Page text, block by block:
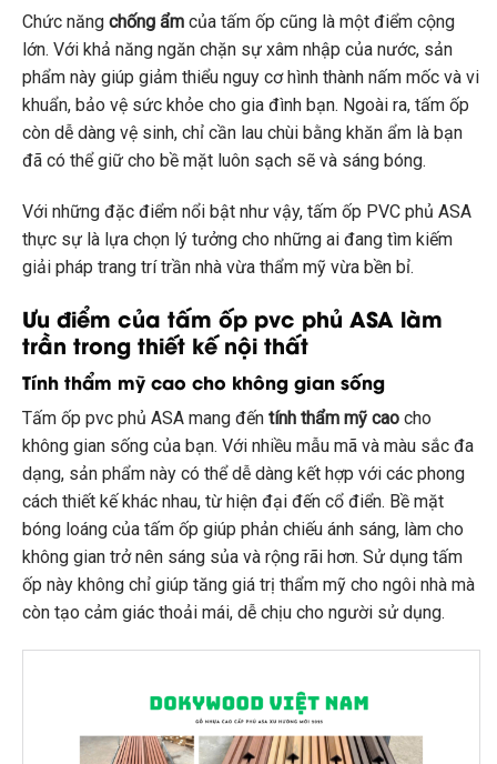
Chức năng chống ẩm của tấm ốp cũng là một điểm cộng
lớn. Với khả năng ngăn chặn sự xâm nhập của nước, sản
phẩm này giúp giảm thiểu nguy cơ hình thành nấm mốc và vi
khuẩn, bảo vệ sức khỏe cho gia đình bạn. Ngoài ra, tấm ốp
còn dễ dàng vệ sinh, chỉ cần lau chùi bằng khăn ẩm là bạn
đã có thể giữ cho bề mặt luôn sạch sẽ và sáng bóng.
Với những đặc điểm nổi bật như vậy, tấm ốp PVC phủ ASA
thực sự là lựa chọn lý tưởng cho những ai đang tìm kiếm
giải pháp trang trí trần nhà vừa thẩm mỹ vừa bền bỉ.
Ưu điểm của tấm ốp pvc phủ ASA làm
trần trong thiết kế nội thất
Tính thẩm mỹ cao cho không gian sống
Tấm ốp pvc phủ ASA mang đến tính thẩm mỹ cao cho
không gian sống của bạn. Với nhiều mẫu mã và màu sắc đa
dạng, sản phẩm này có thể dễ dàng kết hợp với các phong
cách thiết kế khác nhau, từ hiện đại đến cổ điển. Bề mặt
bóng loáng của tấm ốp giúp phản chiếu ánh sáng, làm cho
không gian trở nên sáng sủa và rộng rãi hơn. Sử dụng tấm
ốp này không chỉ giúp tăng giá trị thẩm mỹ cho ngôi nhà mà
còn tạo cảm giác thoải mái, dễ chịu cho người sử dụng.